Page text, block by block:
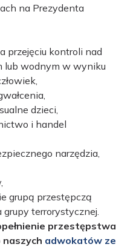
na Prezydenta
przejęciu kontroli nad
lub wodnym w wyniku
dzieci,
i handel
narzędzia,
grupą przestępczą
terrorystycznej.
przestępstwa
naszych adwokatów ze